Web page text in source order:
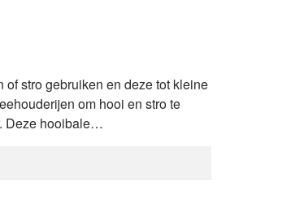
stro gebruiken en deze tot kleine
om hooi en stro te
Deze hooibale…